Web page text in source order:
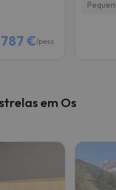
787 €/pess.
em Os